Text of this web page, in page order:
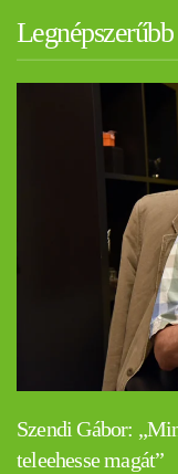
Szendi Gábor:
teleehesse magát”